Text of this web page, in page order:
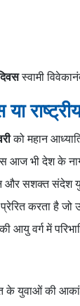
स्वामी
या
को महान
आज भी देश के
और सशक्त संदेश
प्रेरित करता है
आयु वर्ग में
के युवाओं की